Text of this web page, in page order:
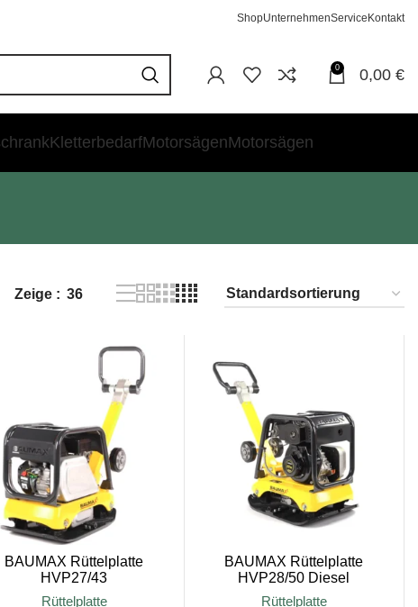
ShopUnternehmenService Kontakt
0 0,00 €
KletterbedarfMotorsägenMotorsägen
Zeige 36
BAUMAX Rüttelplatte
HVP27/43
Rüttelplatte
BAUMAX Rüttelplatte
HVP28/50 Diesel
Rüttelplatte